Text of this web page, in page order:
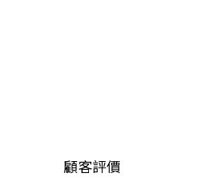
顧客評價